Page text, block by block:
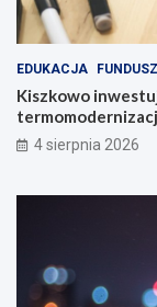
EDUKACJA
Kiszkowo
4 sierpnia 2026